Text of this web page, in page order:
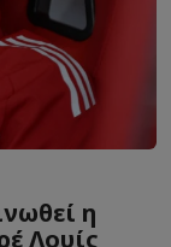
η
Λουίς